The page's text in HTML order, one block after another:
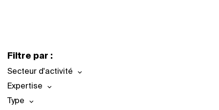
Filtre par :
Secteur d'activité
Expertise
Type